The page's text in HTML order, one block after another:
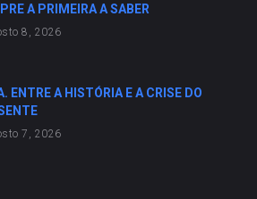
A PRIMEIRA A SABER
8, 2026
ENTRE A HISTÓRIA E A CRISE DO
7, 2026